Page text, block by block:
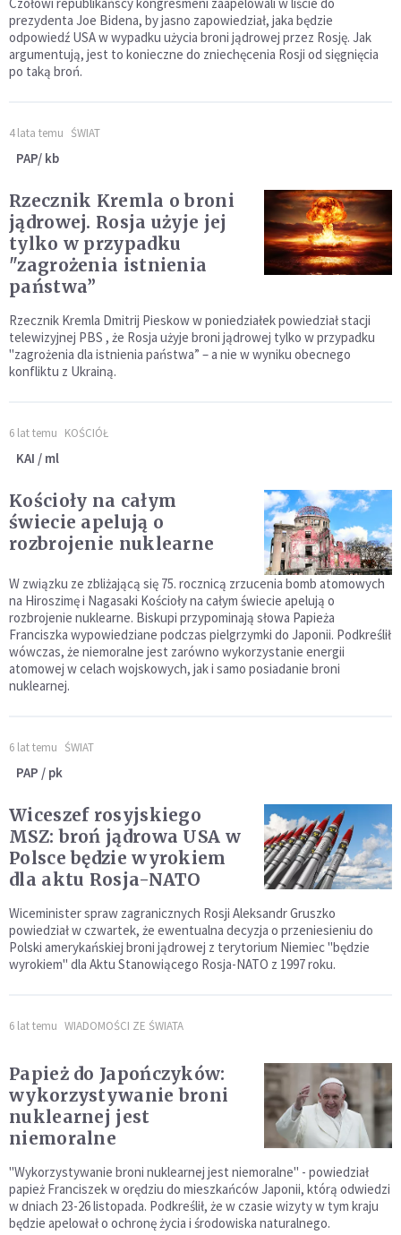
prezydenta Joe Bidena, by jasno zapowiedział, jaka będzie
odpowiedź USA w wypadku użycia broni jądrowej przez Rosję. Jak
argumentują, jest to konieczne do zniechęcenia Rosji od sięgnięcia
po taką broń.
4 lata temu ŚWIAT
PAP/ kb
Rzecznik Kremla o broni
jądrowej. Rosja użyje jej
tylko w przypadku
"zagrożenia istnienia
państwa”
Rzecznik Kremla Dmitrij Pieskow w poniedziałek powiedział stacji
telewizyjnej PBS , że Rosja użyje broni jądrowej tylko w przypadku
"zagrożenia dla istnienia państwa” – a nie w wyniku obecnego
konfliktu z Ukrainą.
6 lat temu KOŚCIÓŁ
KAI / ml
Kościoły na całym
świecie apelują o
rozbrojenie nuklearne
W związku ze zbliżającą się 75. rocznicą zrzucenia bomb atomowych
na Hiroszimę i Nagasaki Kościoły na całym świecie apelują o
rozbrojenie nuklearne. Biskupi przypominają słowa Papieża
Franciszka wypowiedziane podczas pielgrzymki do Japonii. Podkreślił
wówczas, że niemoralne jest zarówno wykorzystanie energii
atomowej w celach wojskowych, jak i samo posiadanie broni
nuklearnej.
6 lat temu ŚWIAT
PAP / pk
Wiceszef rosyjskiego
MSZ: broń jądrowa USA w
Polsce będzie wyrokiem
dla aktu Rosja-NATO
Wiceminister spraw zagranicznych Rosji Aleksandr Gruszko
powiedział w czwartek, że ewentualna decyzja o przeniesieniu do
Polski amerykańskiej broni jądrowej z terytorium Niemiec "będzie
wyrokiem" dla Aktu Stanowiącego Rosja-NATO z 1997 roku.
6 lat temu WIADOMOŚCI ZE ŚWIATA
Papież do Japończyków:
wykorzystywanie broni
nuklearnej jest
niemoralne
"Wykorzystywanie broni nuklearnej jest niemoralne" - powiedział
papież Franciszek w orędziu do mieszkańców Japonii, którą odwiedzi
w dniach 23-26 listopada. Podkreślił, że w czasie wizyty w tym kraju
będzie apelował o ochronę życia i środowiska naturalnego.